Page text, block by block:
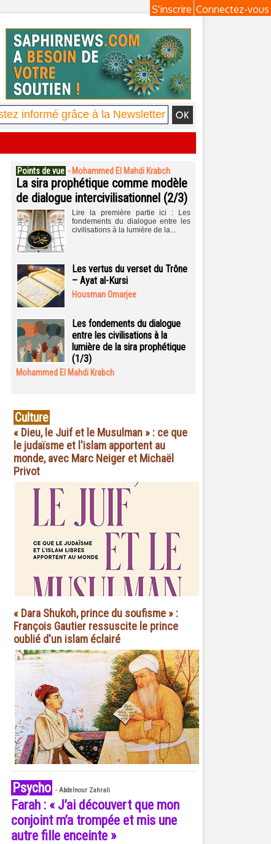
Connectez-vous
S'inscrire
Points de vue - Mohammed El Mahdi Krabch
La sira prophétique comme modèle
de dialogue intercivilisationnel (2/3)
Lire la première partie ici : Les
fondements du dialogue entre les
civilisations à la lumière de la...
Les vertus du verset du Trône
– Ayat al-Kursi
Housman Omarjee
Les fondements du dialogue
entre les civilisations à la
lumière de la sira prophétique
(1/3)
Mohammed El Mahdi Krabch
Culture
« Dieu, le Juif et le Musulman » : ce que
le judaïsme et l'islam apportent au
monde, avec Marc Neiger et Michaël
Privot
« Dara Shukoh, prince du soufisme » :
François Gautier ressuscite le prince
oublié d'un islam éclairé
Psycho - Abdelnour Zahrali
Farah : « J’ai découvert que mon
conjoint m’a trompée et mis une
autre fille enceinte »